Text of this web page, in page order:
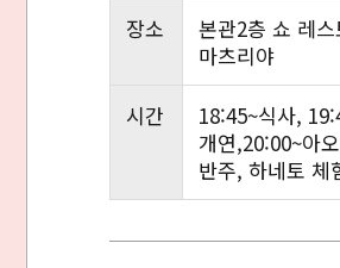
장소
본관2층 쇼 레
마츠리야
시간
18:45~식사,
개연,20:00~아
반주, 하네토 체